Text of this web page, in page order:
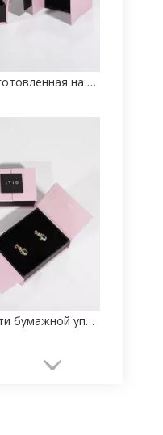
Классическая изготовленная на заказ печать упаковки бумажной коробки ювелирных изделий
Поставщик печати бумажной упаковки классической шкатулки для драгоценностей на заказ